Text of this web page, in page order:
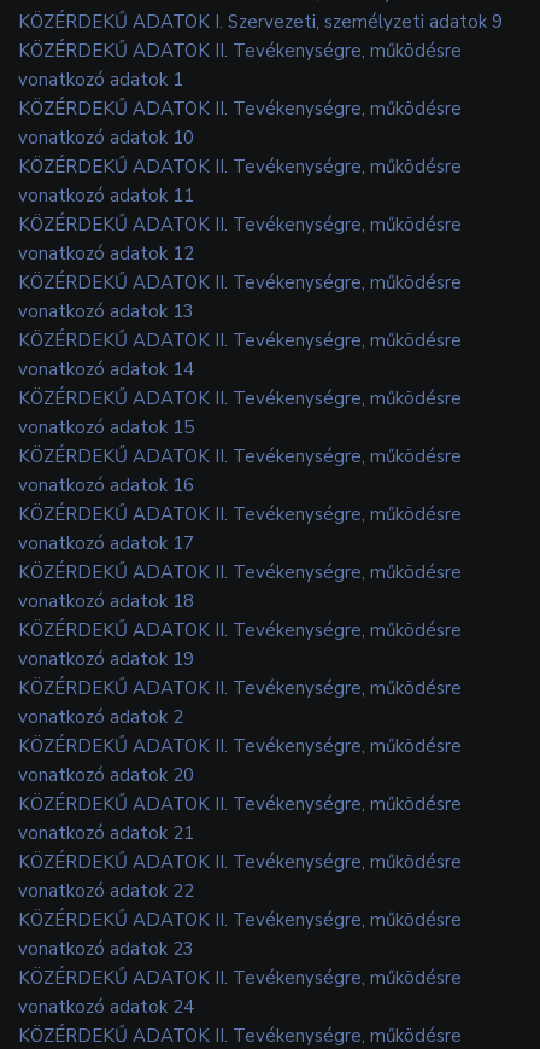
KÖZÉRDEKŰ ADATOK I. Szervezeti, személyzeti adatok 9
KÖZÉRDEKŰ ADATOK II. Tevékenységre, működésre
vonatkozó adatok 1
KÖZÉRDEKŰ ADATOK II. Tevékenységre, működésre
vonatkozó adatok 10
KÖZÉRDEKŰ ADATOK II. Tevékenységre, működésre
vonatkozó adatok 11
KÖZÉRDEKŰ ADATOK II. Tevékenységre, működésre
vonatkozó adatok 12
KÖZÉRDEKŰ ADATOK II. Tevékenységre, működésre
vonatkozó adatok 13
KÖZÉRDEKŰ ADATOK II. Tevékenységre, működésre
vonatkozó adatok 14
KÖZÉRDEKŰ ADATOK II. Tevékenységre, működésre
vonatkozó adatok 15
KÖZÉRDEKŰ ADATOK II. Tevékenységre, működésre
vonatkozó adatok 16
KÖZÉRDEKŰ ADATOK II. Tevékenységre, működésre
vonatkozó adatok 17
KÖZÉRDEKŰ ADATOK II. Tevékenységre, működésre
vonatkozó adatok 18
KÖZÉRDEKŰ ADATOK II. Tevékenységre, működésre
vonatkozó adatok 19
KÖZÉRDEKŰ ADATOK II. Tevékenységre, működésre
vonatkozó adatok 2
KÖZÉRDEKŰ ADATOK II. Tevékenységre, működésre
vonatkozó adatok 20
KÖZÉRDEKŰ ADATOK II. Tevékenységre, működésre
vonatkozó adatok 21
KÖZÉRDEKŰ ADATOK II. Tevékenységre, működésre
vonatkozó adatok 22
KÖZÉRDEKŰ ADATOK II. Tevékenységre, működésre
vonatkozó adatok 23
KÖZÉRDEKŰ ADATOK II. Tevékenységre, működésre
vonatkozó adatok 24
KÖZÉRDEKŰ ADATOK II. Tevékenységre, működésre